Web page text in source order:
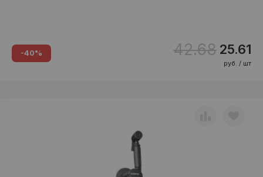
-40% 42.68 25.61
руб. / шт